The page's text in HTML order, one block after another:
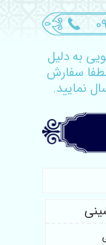
به دلیل
سفارش
نمایید.